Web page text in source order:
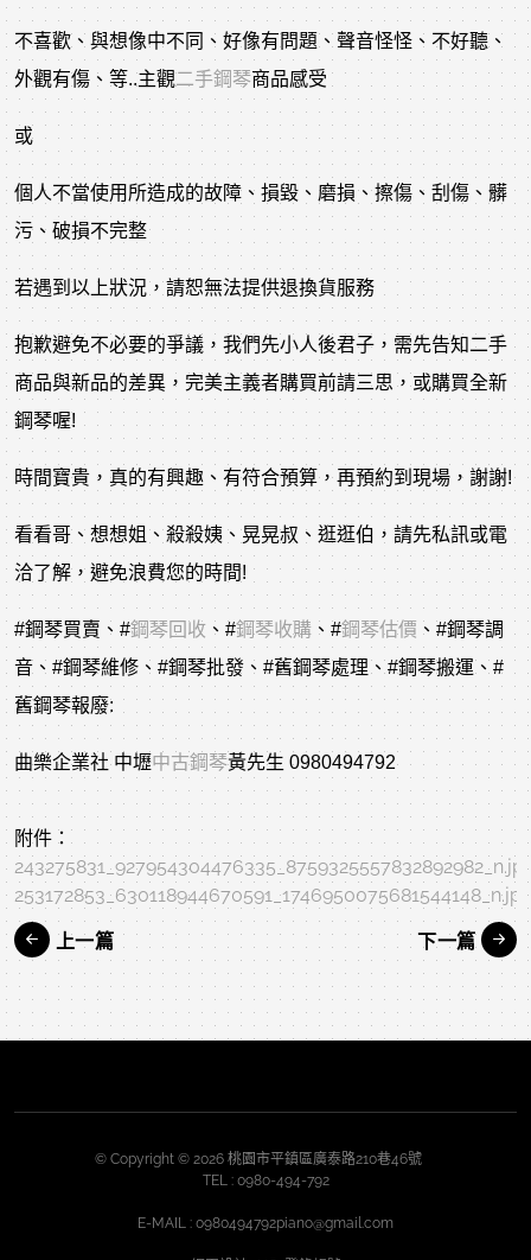
不喜歡、與想像中不同、好像有問題、聲音怪怪、不好聽、
外觀有傷、等..主觀二手鋼琴商品感受
或
個人不當使用所造成的故障、損毀、磨損、擦傷、刮傷、髒
污、破損不完整
若遇到以上狀況，請恕無法提供退換貨服務
抱歉避免不必要的爭議，我們先小人後君子，需先告知二手
商品與新品的差異，完美主義者購買前請三思，或購買全新
鋼琴喔!
時間寶貴，真的有興趣、有符合預算，再預約到現場，謝謝!
看看哥、想想姐、殺殺姨、晃晃叔、逛逛伯，請先私訊或電
洽了解，避免浪費您的時間!
#鋼琴買賣 、 #鋼琴回收 、 #鋼琴收購 、 #鋼琴估價 、 #鋼琴調
音 、 #鋼琴維修 、 #鋼琴批發 、 #舊鋼琴處理、#鋼琴搬運、#
舊鋼琴報廢:
曲樂企業社 中壢中古鋼琴黃先生 0980494792
附件：
上一篇 下一篇
© Copyright © 2026 桃園市平鎮區廣泰路210巷46號
TEL : 0980-494-792
E-MAIL : 0980494792piano@gmail.com